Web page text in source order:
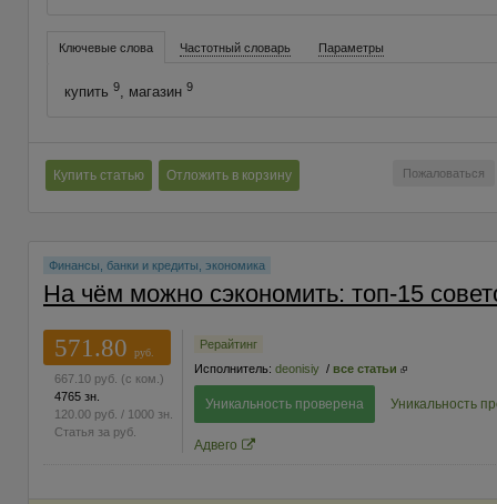
Ключевые слова Частотный словарь Параметры
купить 9, магазин 9
Пожаловаться
Купить статью Отложить в корзину
Финансы, банки и кредиты, экономика
На чём можно сэкономить: топ-15
571.80
руб.
667.10 руб. (с ком.)
4765 зн.
120.00 руб. / 1000 зн.
Статья за руб.
Рерайтинг
Исполнитель: deonisiy / все статьи
Уникальность проверена Уникальность
Адвего